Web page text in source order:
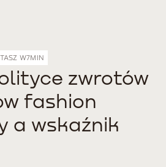
W7MIN
zwrotów
fashion
a wskaźnik